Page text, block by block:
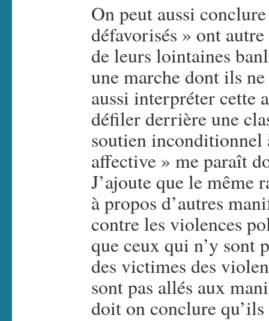
On peut aussi
défavorisés » ont
de leurs lointaines
une marche dont ils
aussi interpréter cette
défiler derrière une
soutien
affective » me paraît
J’ajoute que le même
à propos d’autres
contre les violences
que ceux qui n’y sont
des victimes des
sont pas allés aux
doit on conclure